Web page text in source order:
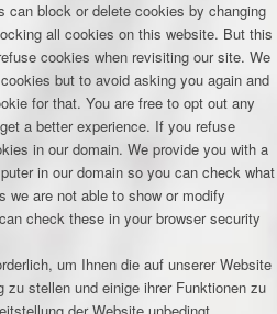
can block or delete cookies by changing
all cookies on this website. But this
cookies when revisiting our site. We
but to avoid asking you again and
for that. You are free to opt out any
a better experience. If you refuse
in our domain. We provide you with a
in our domain so you can check what
we are not able to show or modify
check these in your browser security
um Ihnen die auf unserer Website
zu stellen und einige ihrer Funktionen zu